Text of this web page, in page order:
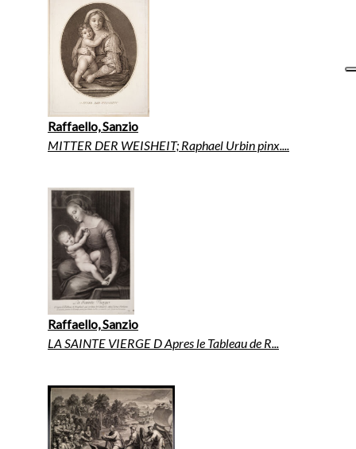
Raffaello, Sanzio
MITTER DER WEISHEIT; Raphael Urbin pinx....
Raffaello, Sanzio
LA SAINTE VIERGE D Apres le Tableau de R...